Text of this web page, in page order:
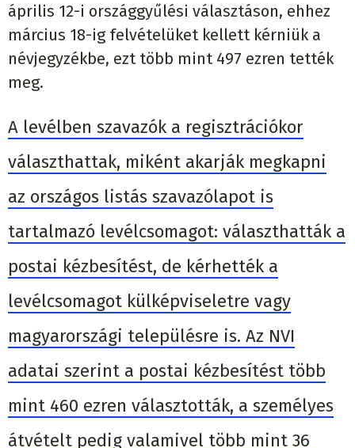
április 12-i országgyűlési választáson, ehhez
március 18-ig felvételüket kellett kérniük a
névjegyzékbe, ezt több mint 497 ezren tették
meg.
A levélben szavazók a regisztrációkor
választhattak, miként akarják megkapni
az országos listás szavazólapot is
tartalmazó levélcsomagot: választhatták a
postai kézbesítést, de kérhették a
levélcsomagot külképviseletre vagy
magyarországi településre is. Az NVI
adatai szerint a postai kézbesítést több
mint 460 ezren választották, a személyes
átvételt pedig valamivel több mint 36